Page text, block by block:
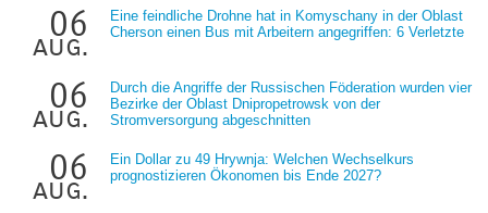
06
aug.
Eine feindliche Drohne hat in Komyschany in der Oblast
Cherson einen Bus mit Arbeitern angegriffen: 6 Verletzte
06
aug.
Durch die Angriffe der Russischen Föderation wurden vier
Bezirke der Oblast Dnipropetrowsk von der
Stromversorgung abgeschnitten
06
aug.
Ein Dollar zu 49 Hrywnja: Welchen Wechselkurs
prognostizieren Ökonomen bis Ende 2027?